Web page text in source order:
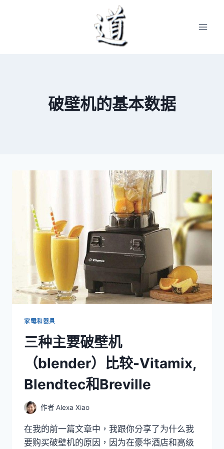
破壁机的基本数据
家電和器具
三种主要破壁机
（blender）比较-Vitamix,
Blendtec和Breville
作者 Alexa Xiao
在我的前一篇文章中，我跟你分享了为什么我
要购买破壁机的原因，因为在豪华酒店和高级